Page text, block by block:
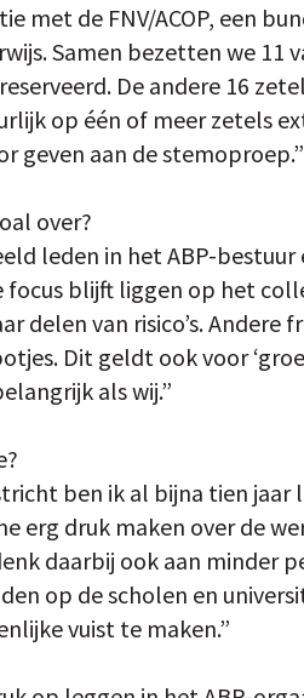
met de FNV/ACOP, een
Samen bezetten we 11
De andere 16
op één of meer zetels
geven aan de stemoproep.”
over?
leden in het ABP-bestuur
blijft liggen op het
delen van risico’s.
Dit geldt ook voor
als wij.”
ben ik al bijna tien
erg druk maken over de
daarbij ook aan minder
op de scholen en
vuist te maken.”